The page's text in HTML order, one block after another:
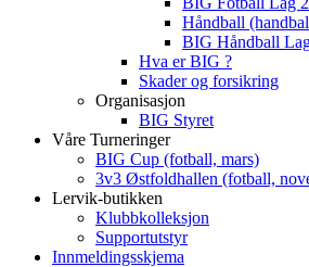
Håndball
BIG Håndball
Hva er BIG ?
Skader og forsikring
Organisasjon
BIG Styret
Våre Turneringer
BIG Cup (fotball, mars)
3v3 Østfoldhallen (fotball,
Lervik-butikken
Klubbkolleksjon
Supportutstyr
Innmeldingsskjema